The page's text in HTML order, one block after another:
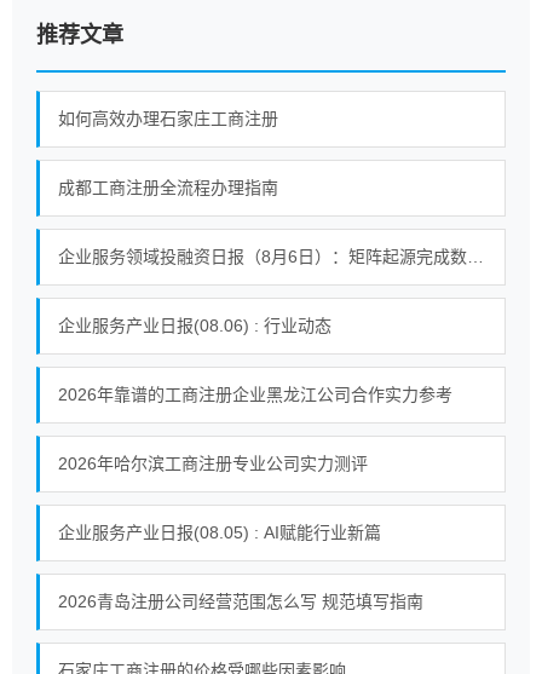
推荐文章
如何高效办理石家庄工商注册
成都工商注册全流程办理指南
企业服务产业日报(08.06) : 行业动态
2026年靠谱的工商注册企业黑龙江公司合作实力参考
2026年哈尔滨工商注册专业公司实力测评
企业服务产业日报(08.05) : AI赋能行业新篇
2026青岛注册公司经营范围怎么写 规范填写指南